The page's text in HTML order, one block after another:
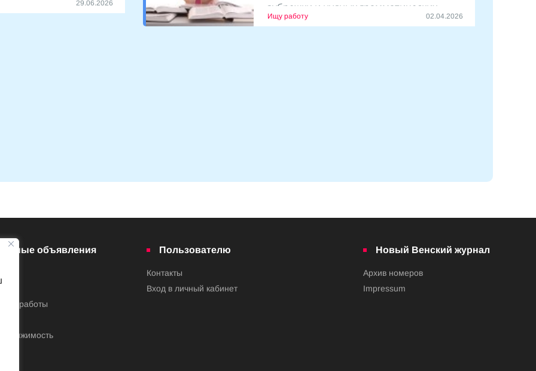
29.06.2026
зубрежки и нудных грамматических
упражнений.
Ищу работу 02.04.2026
объявления
работы
Пользователю
Контакты
Вход в личный кабинет
Новый Венский журнал
Архив номеров
Impressum